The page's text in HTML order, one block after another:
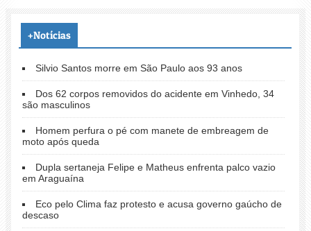
+Notícias
Silvio Santos morre em São Paulo aos 93 anos
Dos 62 corpos removidos do acidente em Vinhedo, 34
são masculinos
Homem perfura o pé com manete de embreagem de
moto após queda
Dupla sertaneja Felipe e Matheus enfrenta palco vazio
em Araguaína
Eco pelo Clima faz protesto e acusa governo gaúcho de
descaso